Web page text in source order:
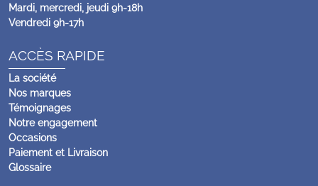
Mardi, mercredi, jeudi 9h-18h
Vendredi 9h-17h
ACCÈS RAPIDE
La société
Nos marques
Témoignages
Notre engagement
Occasions
Paiement et Livraison
Glossaire